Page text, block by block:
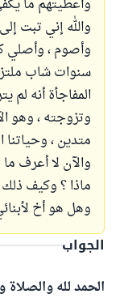
وأعطيتهم ما
والله إني تبت
وأصوم ، وأصلي
سنوات شاب
المفاجأة أنه
وتزوجته ، وهو
متدين ، وحياتنا
والآن لا أعرف
ماذا ؟ وكيف
وهل هو أخ
الجواب
الحمد لله